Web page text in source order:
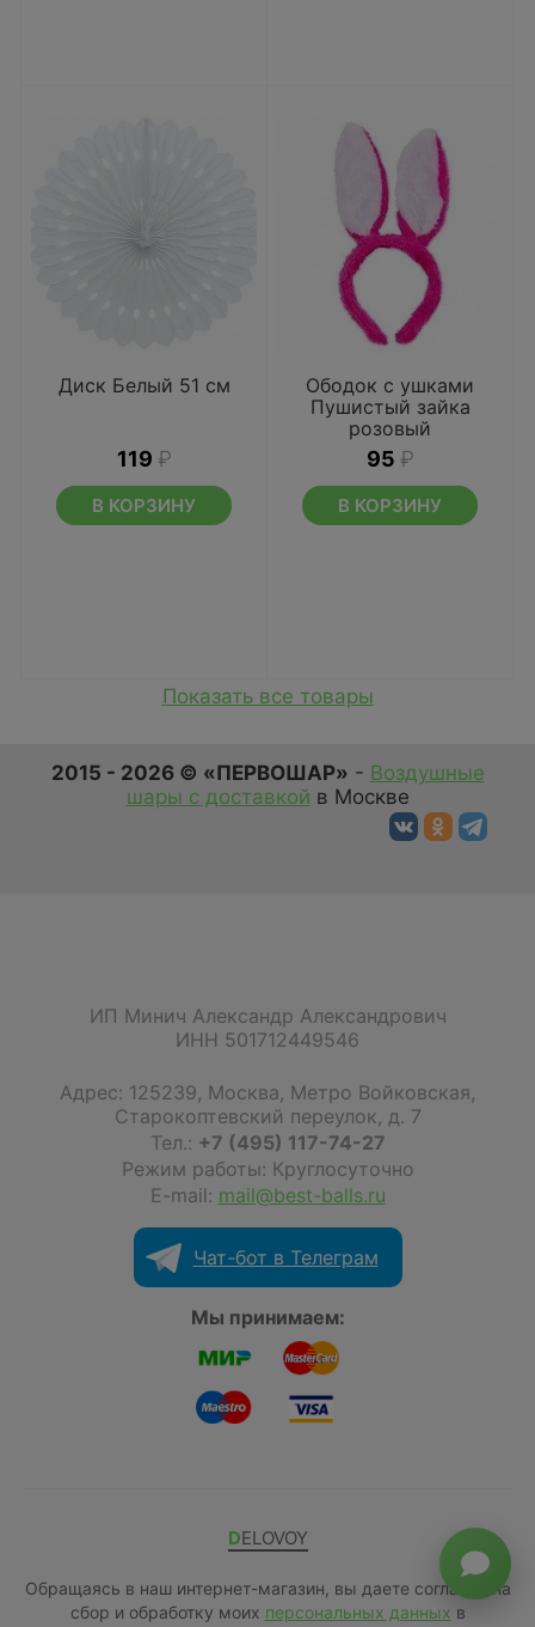
Диск Белый 51 см
119 ₽
В КОРЗИНУ
Ободок с ушками
Пушистый зайка
розовый
95 ₽
В КОРЗИНУ
Показать все товары
2015 - 2026 © «ПЕРВОШАР» - Воздушные
шары с доставкой в Москве
ИП Минич Александр Александрович
ИНН 501712449546
Адрес: 125239, Москва, Метро Войковская,
Старокоптевский переулок, д. 7
Тел.: +7 (495) 117-74-27
Режим работы: Круглосуточно
E-mail: mail@best-balls.ru
Чат-бот в Телеграм
Мы принимаем:
DELOVOY
Обращаясь в наш интернет-магазин, вы даете согласие на
сбор и обработку моих персональных данных в